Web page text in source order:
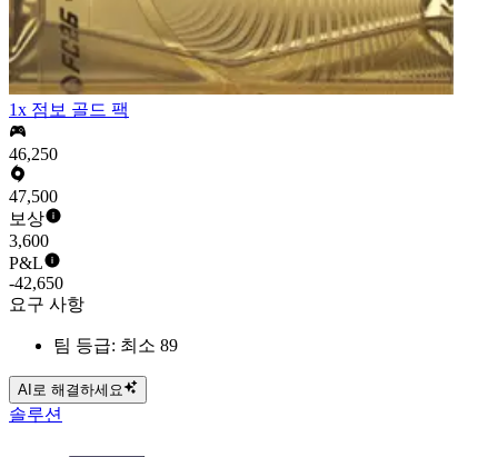
1x 점보 골드 팩
46,250
47,500
보상
3,600
P&L
-42,650
요구 사항
팀 등급: 최소 89
AI로 해결하세요
솔루션